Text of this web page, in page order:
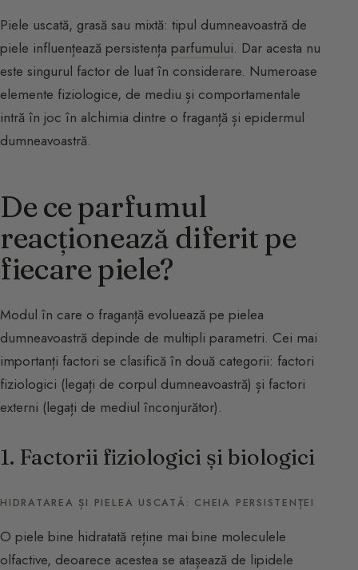
Piele uscată, grasă sau mixtă: tipul dumneavoastră de
piele influențează persistența parfumului. Dar acesta nu
este singurul factor de luat în considerare. Numeroase
elemente fiziologice, de mediu și comportamentale
intră în joc în alchimia dintre o fraganță și epidermul
dumneavoastră.
De ce parfumul
reacționează diferit pe
fiecare piele?
Modul în care o fraganță evoluează pe pielea
dumneavoastră depinde de multipli parametri. Cei mai
importanți factori se clasifică în două categorii: factori
fiziologici (legați de corpul dumneavoastră) și factori
externi (legați de mediul înconjurător).
1. Factorii fiziologici și biologici
HIDRATAREA ȘI PIELEA USCATĂ: CHEIA PERSISTENȚEI
O piele bine hidratată reține mai bine moleculele
olfactive, deoarece acestea se atașează de lipidele